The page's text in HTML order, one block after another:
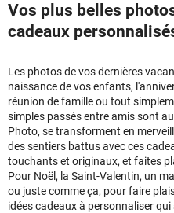
Vos plus belles
cadeaux
Les photos de vos dernières
naissance de vos enfants,
réunion de famille ou tout
simples passés entre amis sont
Photo, se transforment en
des sentiers battus avec ces
touchants et originaux, et faites
Pour Noël, la Saint-Valentin, un
ou juste comme ça, pour faire
idées cadeaux à personnaliser